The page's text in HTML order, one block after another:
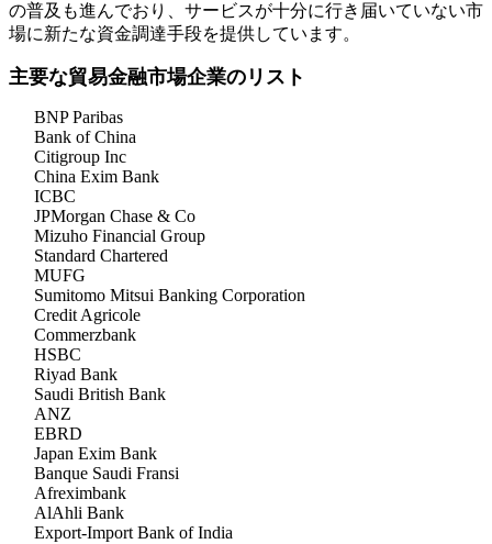
の普及も進んでおり、サービスが十分に行き届いていない市
場に新たな資金調達手段を提供しています。
主要な貿易金融市場企業のリスト
BNP Paribas
Bank of China
Citigroup Inc
China Exim Bank
ICBC
JPMorgan Chase & Co
Mizuho Financial Group
Standard Chartered
MUFG
Sumitomo Mitsui Banking Corporation
Credit Agricole
Commerzbank
HSBC
Riyad Bank
Saudi British Bank
ANZ
EBRD
Japan Exim Bank
Banque Saudi Fransi
Afreximbank
AlAhli Bank
Export-Import Bank of India